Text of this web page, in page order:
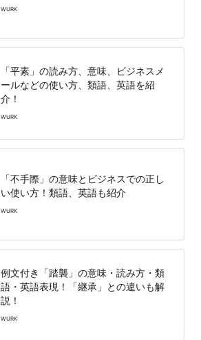
WURK
「平素」の読み方、意味、ビジネスメ
ールなどの使い方、類語、英語を紹
介！
WURK
「不手際」の意味とビジネスでの正し
い使い方！類語、英語も紹介
WURK
例文付き「踏襲」の意味・読み方・類
語・英語表現！「継承」との違いも解
説！
WURK